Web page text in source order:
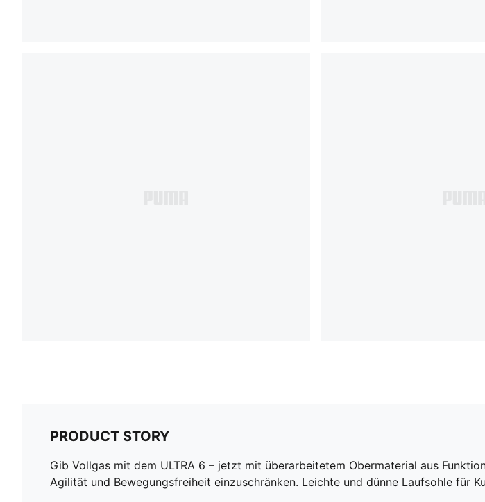
PRODUCT STORY
Gib Vollgas mit dem ULTRA 6 – jetzt mit überarbeitetem Obermaterial aus
Agilität und Bewegungsfreiheit einzuschränken. Leichte und dünne Laufsohle für